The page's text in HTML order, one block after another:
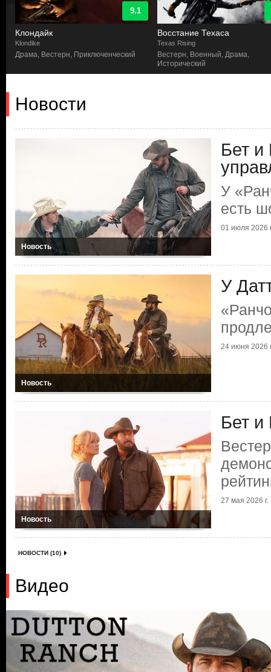
9.1
Клондайк
Klondike
Драма, Вестерн, Приключенческий
Восстание Техаса
Texas Rising
Вестерн, Военный, Драма,
Исторический
Новости
Новость
Бет и
У
есть
01 июля 2026
Новость
У
24 июня 2026
Новость
Бет и
27 мая 2026 г.
НОВОСТИ (10)
Видео